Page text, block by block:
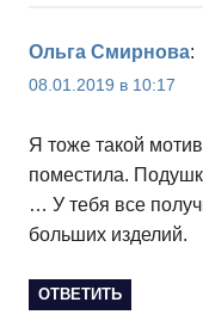
Ольга Смирнова:
08.01.2019 в 10:17
Я тоже такой
поместила.
… У тебя все
больших изделий.
ОТВЕТИТЬ